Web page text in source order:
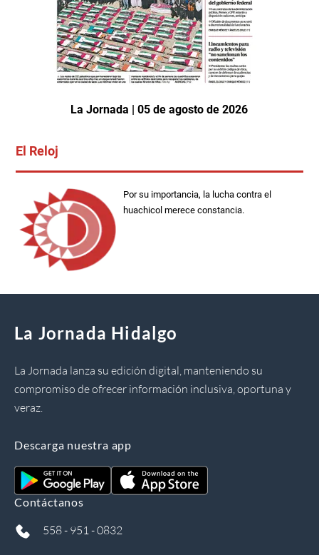
La Jornada | 05 de agosto de 2026
El Reloj
Por su importancia, la lucha contra el
huachicol merece constancia.
La Jornada Hidalgo
La Jornada lanza su edición digital, manteniendo su
compromiso de ofrecer información inclusiva, oportuna y
veraz.
Descarga nuestra app
Contáctanos
558 - 951 - 0832